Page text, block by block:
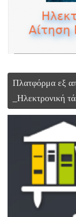
Πλατφόρμα εξ
_Ηλεκτρονική